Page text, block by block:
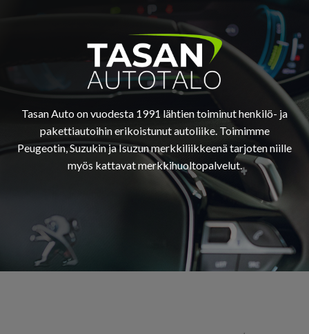
Tasan Auto on vuodesta 1991 lähtien toiminut henkilö- ja
pakettiautoihin erikoistunut autoliike. Toimimme
Peugeotin, Suzukin ja Isuzun merkkiliikkeenä tarjoten niille
myös kattavat merkkihuoltopalvelut.